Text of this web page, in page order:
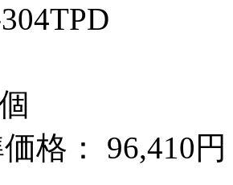
格：
96,410円